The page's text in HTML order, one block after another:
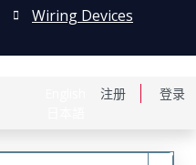
注册 登录
Wiring Devices